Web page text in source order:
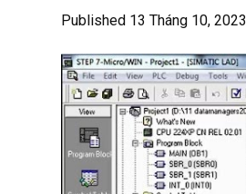
Published 13 Tháng 10, 2023